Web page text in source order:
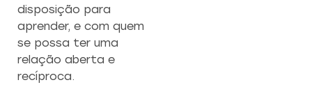
disposição para
aprender, e com quem
se possa ter uma
relação aberta e
recíproca.